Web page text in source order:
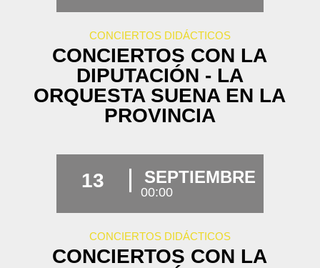
CONCIERTOS DIDÁCTICOS
CONCIERTOS CON LA
DIPUTACIÓN - LA
ORQUESTA SUENA EN LA
PROVINCIA
13 SEPTIEMBRE
00:00
CONCIERTOS DIDÁCTICOS
CONCIERTOS CON LA